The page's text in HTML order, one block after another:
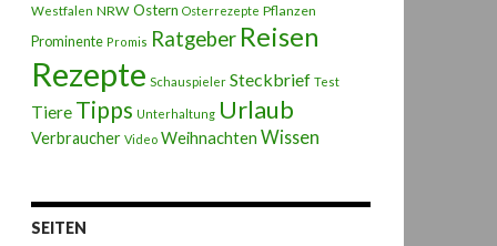
Westfalen NRW Ostern Osterrezepte Pflanzen
Prominente Promis Ratgeber Reisen
Rezepte Schauspieler Steckbrief Test
Tiere Tipps Unterhaltung Urlaub
Verbraucher Video Weihnachten Wissen
SEITEN